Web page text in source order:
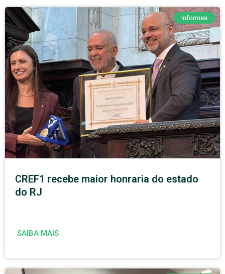
Informes
CREF1 recebe maior honraria do estado
do RJ
SAIBA MAIS